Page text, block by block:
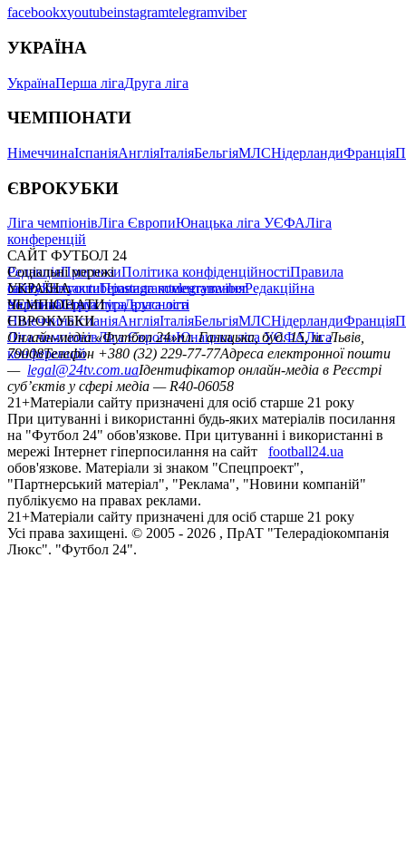
facebookxyoutubeinstagramtelegramviber
УКРАЇНА
УкраїнаПерша лігаДруга ліга
ЧЕМПІОНАТИ
НімеччинаІспаніяАнгліяІталіяБельгіяМЛСНідерландиФранція
ЄВРОКУБКИ
Ліга чемпіонівЛіга ЄвропиЮнацька ліга УЄФАЛіга
конференцій
САЙТ ФУТБОЛ 24
РедакціяПрогнозиПолітика конфіденційностіПравила
сайтуКонтактиПравила коментуванняРедакційна
політикаСтруктура власності
Соціальні мережі
facebookxyoutubeinstagramtelegramviber
УКРАЇНА
УкраїнаПерша лігаДруга ліга
ЧЕМПІОНАТИ
НімеччинаІспаніяАнгліяІталіяБельгіяМЛСНідерландиФранція
ЄВРОКУБКИ
Ліга чемпіонівЛіга ЄвропиЮнацька ліга УЄФАЛіга
конференцій
Онлайн-медіа «Футбол 24»пл. Галицька, буд. 15, м. Львів,
79008Телефон +380 (32) 229-77-77Адреса електронної пошти
— legal@24tv.com.uaІдентифікатор онлайн-медіа в Реєстрі
суб’єктів у сфері медіа — R40-06058
21+Матеріали сайту призначені для осіб старше 21 року
При цитуванні і використанні будь-яких матеріалів посилання
на "Футбол 24" обов'язкове. При цитуванні і використанні в
мережі Інтернет гіперпосилання на сайт
football24.ua
обов'язкове. Матеріали зі знаком "Спецпроект",
"Партнерський матеріал", "Реклама", "Новини компаній"
публікуємо на правах реклами.
21+Матеріали сайту призначені для осіб старше 21 року
Усi права захищенi. © 2005 - 2026 , ПрАТ "Телерадіокомпанія
Люкс". "Футбол 24".